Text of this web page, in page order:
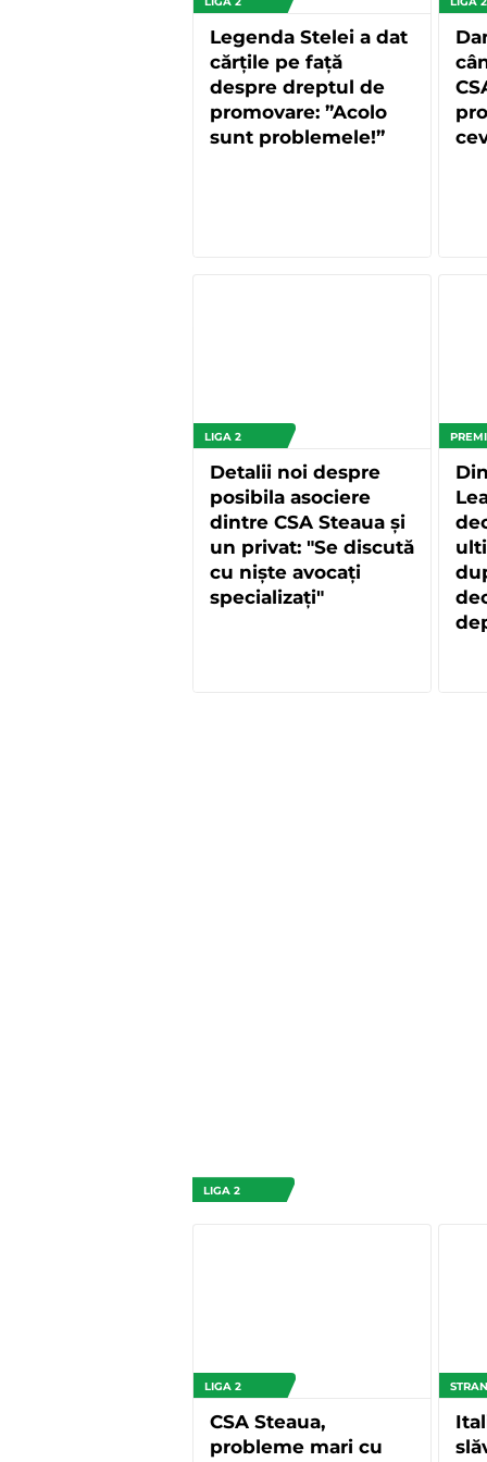
Legenda Stelei a dat
cărțile pe față
despre dreptul de
promovare: ”Acolo
sunt problemele!”
LIGA 2
Detalii noi despre
posibila asociere
dintre CSA Steaua și
un privat: "Se discută
cu niște avocați
specializați"
LIGA 2
LIGA 2
CSA Steaua,
probleme mari cu